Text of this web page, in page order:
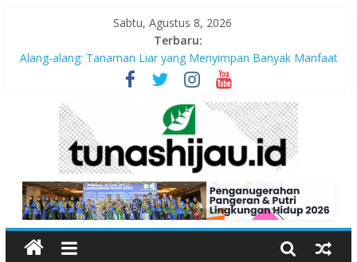
Sabtu, Agustus 8, 2026
Terbaru:
Alang-alang: Tanaman Liar yang Menyimpan Banyak Manfaat
Peran Kritis Pendidik Saat Guncangan Gempa Terjadi
Sekolah Aman Gempa
Hari Anak Nasional 2026: Memastikan Setiap Anak Indonesia
Tumbuh Aman, Sehat, dan Bahagia
“Pengurangan Risiko Bencana Gempa” Webinar Nasional
Seri#305, Sabtu 18 Juli 2026